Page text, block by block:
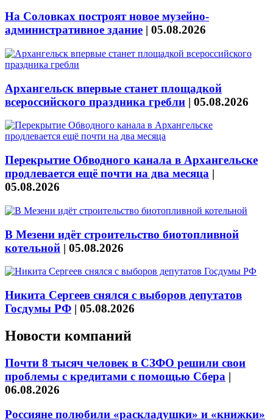
На Соловках построят новое музейно-
административное здание | 05.08.2026
Архангельск впервые станет площадкой
всероссийского праздника гребли | 05.08.2026
Перекрытие Обводного канала в Архангельске
продлевается ещё почти на два месяца |
05.08.2026
В Мезени идёт строительство биотопливной
котельной | 05.08.2026
Никита Сергеев снялся с выборов депутатов
Госдумы РФ | 05.08.2026
Новости компаний
Почти 8 тысяч человек в СЗФО решили свои
проблемы с кредитами с помощью Сбера |
06.08.2026
Россияне полюбили «раскладушки» и «книжки»